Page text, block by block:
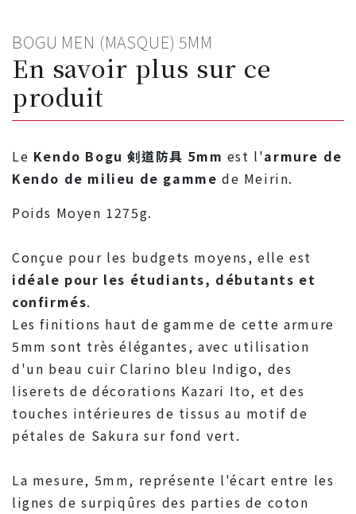
BOGU MEN (MASQUE) 5MM
En savoir plus sur ce
produit
Le Kendo Bogu 剣道防具 5mm est l'armure de
Kendo de milieu de gamme de Meirin.
Poids Moyen 1275g.
Conçue pour les budgets moyens, elle est
idéale pour les étudiants, débutants et
confirmés.
Les finitions haut de gamme de cette armure
5mm sont très élégantes, avec utilisation
d'un beau cuir Clarino bleu Indigo, des
liserets de décorations Kazari Ito, et des
touches intérieures de tissus au motif de
pétales de Sakura sur fond vert.
La mesure, 5mm, représente l'écart entre les
lignes de surpiqûres des parties de coton